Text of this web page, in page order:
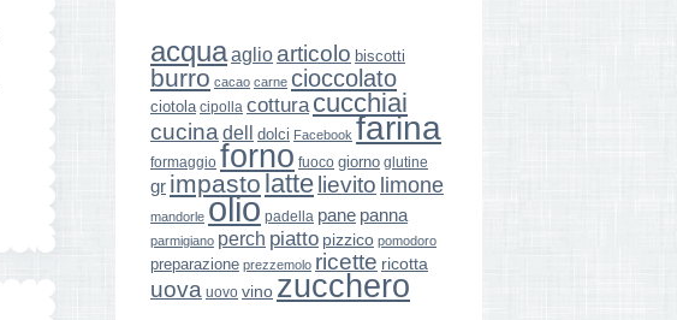
acquaaglio articolo biscotti
burro cacao carne cioccolato
ciotola cipolla cottura cucchiai
cucina dell dolci Facebook farina
formaggio forno fuoco giorno glutine
gr impasto latte lievito limone
mandorle olio padella pane panna
parmigiano perch piatto pizzico pomodoro
preparazione prezzemolo ricette ricotta
uova uovo vino zucchero